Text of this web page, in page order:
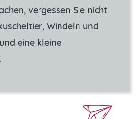
vergessen Sie nicht
Windeln und
eine kleine